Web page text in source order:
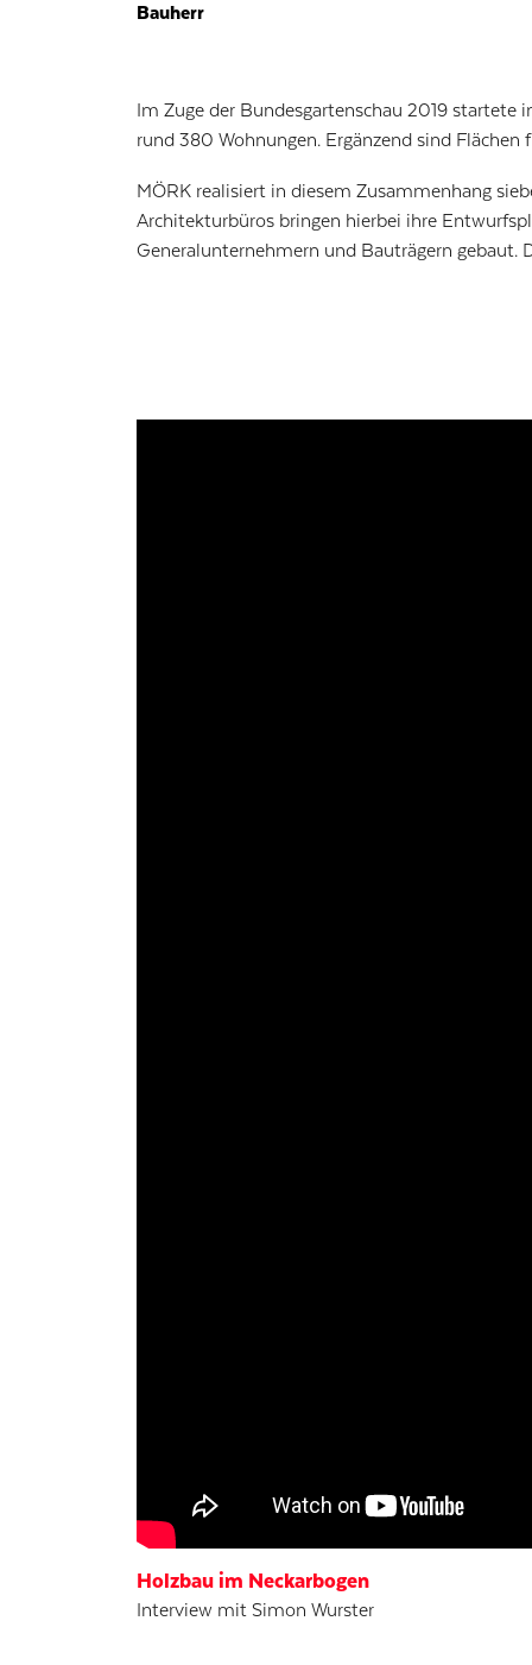
Bauherr
Im Zuge der Bundesgartenschau 2019
rund 380 Wohnungen. Ergänzend sind
MÖRK realisiert in diesem Zusammenhang
Architekturbüros bringen hierbei ihre
Generalunternehmern und Bauträgern gebaut.
Holzbau im Neckarbogen
Interview mit Simon Wurster